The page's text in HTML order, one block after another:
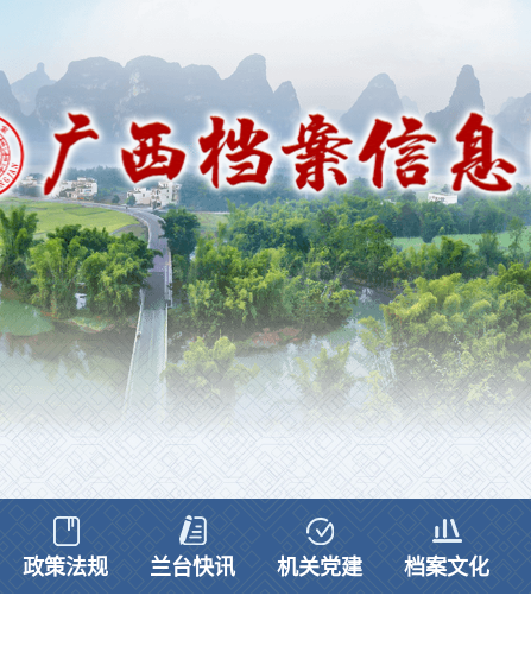
政策法规 兰台快讯 机关党建 档案文化